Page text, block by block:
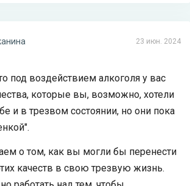
23 июн. 2024
под воздействием алкоголя у вас
которые вы, возможно, хотели
и в трезвом состоянии, но они пока
о том, как вы могли бы перенести
качеств в свою трезвую жизнь.